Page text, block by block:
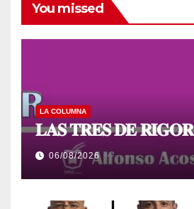
You missed
LA COLUMNA
𝐋𝐀𝐒 𝐓𝐑𝐄𝐒 𝐃𝐄 𝐑𝐈𝐆𝐎𝐑
06/08/2026